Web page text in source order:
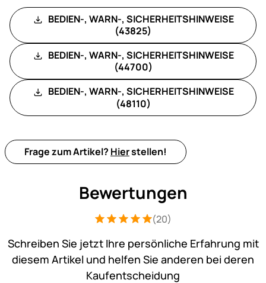
BEDIEN-, WARN-, SICHERHEITSHINWEISE
(43825)
BEDIEN-, WARN-, SICHERHEITSHINWEISE
(44700)
BEDIEN-, WARN-, SICHERHEITSHINWEISE
(48110)
Frage zum Artikel? Hierstellen!
Bewertungen
Bewertung: 5 von 5 (20 Bewertungen)
20 Bewertungen
(20)
Schreiben Sie jetzt Ihre persönliche Erfahrung mit
diesem Artikel und helfen Sie anderen bei deren
Kaufentscheidung